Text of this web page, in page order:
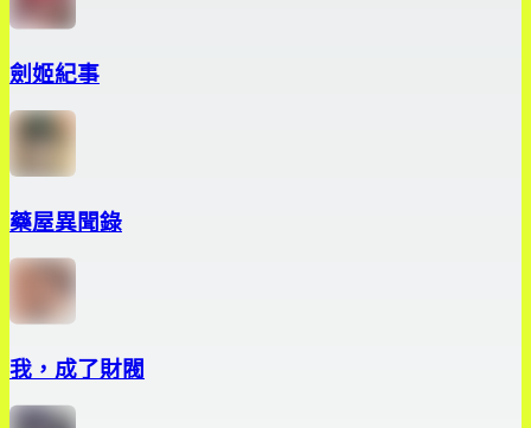
劍姬紀事
藥屋異聞錄
我，成了財閥